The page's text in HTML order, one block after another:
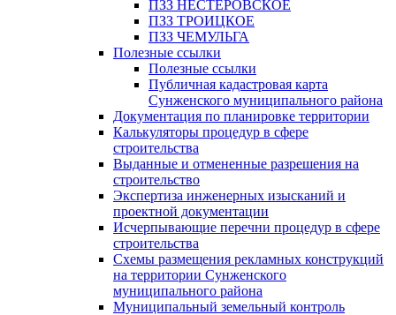
ПЗЗ НЕСТЕРОВСКОЕ
ПЗЗ ТРОИЦКОЕ
ПЗЗ ЧЕМУЛЬГА
Полезные ссылки
Полезные ссылки
Публичная кадастровая карта
Сунженского муниципального района
Документация по планировке территории
Калькуляторы процедур в сфере
строительства
Выданные и отмененные разрешения на
строительство
Экспертиза инженерных изысканий и
проектной документации
Исчерпывающие перечни процедур в сфере
строительства
Схемы размещения рекламных конструкций
на территории Сунженского
муниципального района
Муниципальный земельный контроль